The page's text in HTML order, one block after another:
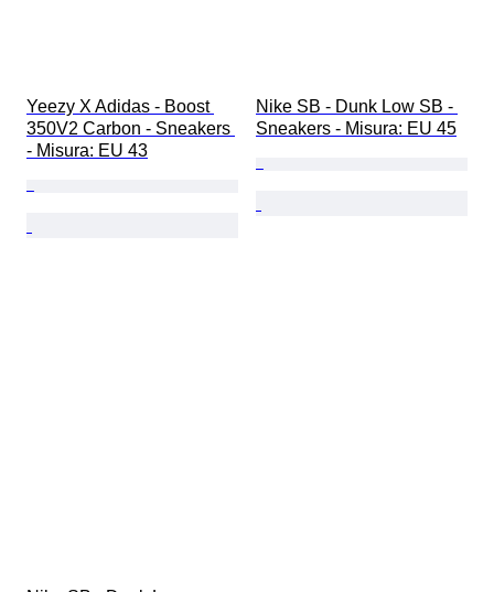
Yeezy X Adidas - Boost
350V2 Carbon - Sneakers
- Misura: EU 43
Nike SB - Dunk Low SB -
Sneakers - Misura: EU 45